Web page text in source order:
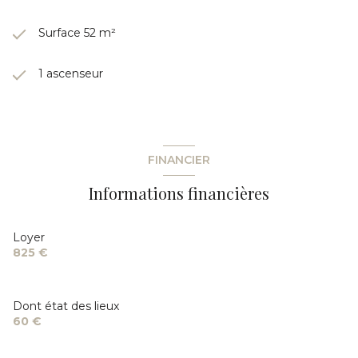
Surface 52 m²
1 ascenseur
FINANCIER
Informations financières
Loyer
825 €
Dont état des lieux
60 €